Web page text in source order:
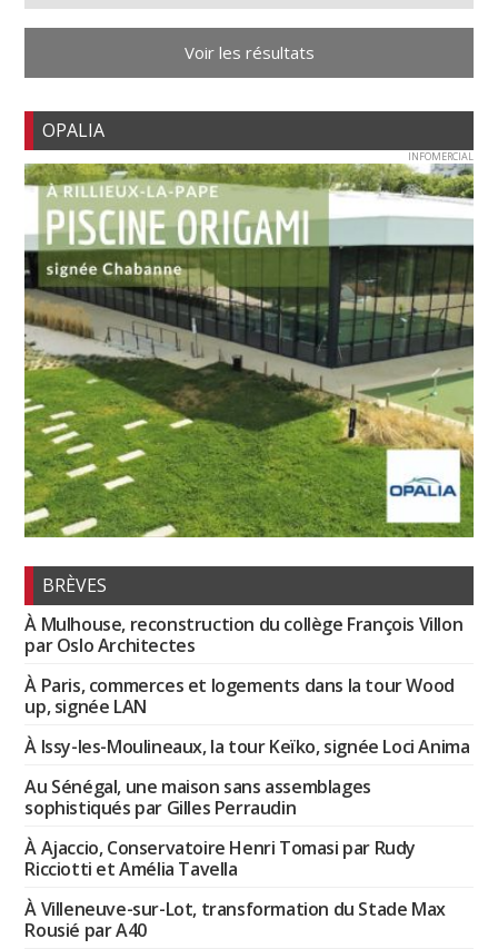
Voir les résultats
OPALIA
INFOMERCIAL
BRÈVES
À Mulhouse, reconstruction du collège François Villon
par Oslo Architectes
À Paris, commerces et logements dans la tour Wood
up, signée LAN
À Issy-les-Moulineaux, la tour Keïko, signée Loci Anima
Au Sénégal, une maison sans assemblages
sophistiqués par Gilles Perraudin
À Ajaccio, Conservatoire Henri Tomasi par Rudy
Ricciotti et Amélia Tavella
À Villeneuve-sur-Lot, transformation du Stade Max
Rousié par A40